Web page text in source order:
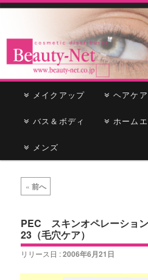
Beauty-Net
cosmetic distributor
ー
メ
イ
ン
テ
ン
サ
ブ
コ
ン
ツ
メイクアップ ヘアケ
バス＆ボディ ホーム
メンズ
稿
ビ
ゲ
ー
シ
ョ
« 前へ
PEC スキンオペレーショ
23（毛穴ケア）
リリース日 :2006年6月21日